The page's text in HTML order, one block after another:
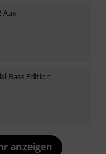
Aux
Bass Edition
anzeigen